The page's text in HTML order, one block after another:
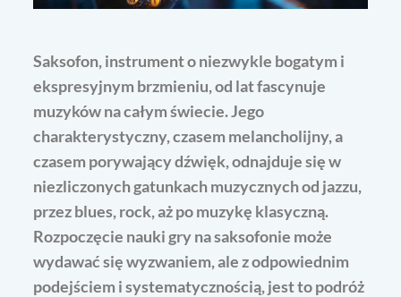
Saksofon, instrument o niezwykle bogatym i
ekspresyjnym brzmieniu, od lat fascynuje
muzyków na całym świecie. Jego
charakterystyczny, czasem melancholijny, a
czasem porywający dźwięk, odnajduje się w
niezliczonych gatunkach muzycznych od jazzu,
przez blues, rock, aż po muzykę klasyczną.
Rozpoczęcie nauki gry na saksofonie może
wydawać się wyzwaniem, ale z odpowiednim
podejściem i systematycznością, jest to podróż